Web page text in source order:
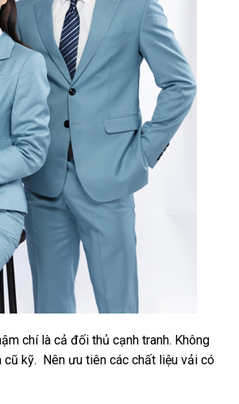
chí là cả đối thủ cạnh tranh. Không
cũ kỹ. Nên ưu tiên các chất liệu vải có